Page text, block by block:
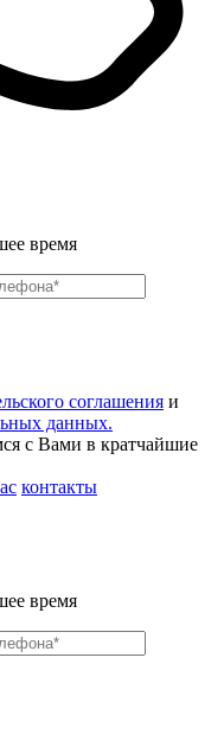
время
соглашения и
данных.
с Вами в кратчайшие
контакты
время